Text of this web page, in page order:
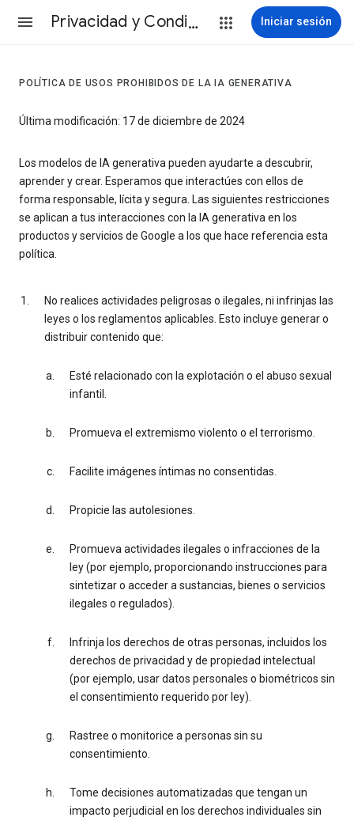
Privacidad y Condiciones Iniciar sesión
POLÍTICA DE USOS PROHIBIDOS DE LA IA GENERATIVA
Última modificación: 17 de diciembre de 2024
Los modelos de IA generativa pueden ayudarte a descubrir,
aprender y crear. Esperamos que interactúes con ellos de
forma responsable, lícita y segura. Las siguientes restricciones
se aplican a tus interacciones con la IA generativa en los
productos y servicios de Google a los que hace referencia esta
política.
No realices actividades peligrosas o ilegales, ni infrinjas las
leyes o los reglamentos aplicables. Esto incluye generar o
distribuir contenido que:
Esté relacionado con la explotación o el abuso sexual
infantil.
Promueva el extremismo violento o el terrorismo.
Facilite imágenes íntimas no consentidas.
Propicie las autolesiones.
Promueva actividades ilegales o infracciones de la
ley (por ejemplo, proporcionando instrucciones para
sintetizar o acceder a sustancias, bienes o servicios
ilegales o regulados).
Infrinja los derechos de otras personas, incluidos los
derechos de privacidad y de propiedad intelectual
(por ejemplo, usar datos personales o biométricos sin
el consentimiento requerido por ley).
Rastree o monitorice a personas sin su
consentimiento.
Tome decisiones automatizadas que tengan un
impacto perjudicial en los derechos individuales sin